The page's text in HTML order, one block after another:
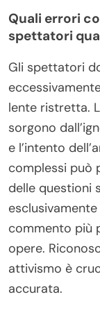
Quali sono le
con il suo
Interagire con
comprendere i
con il pubblico.
incorporata
norme politiche
galleria o
lavoro nel
forum per
favorendo una
messaggio.
aggiornamenti
Quali errori